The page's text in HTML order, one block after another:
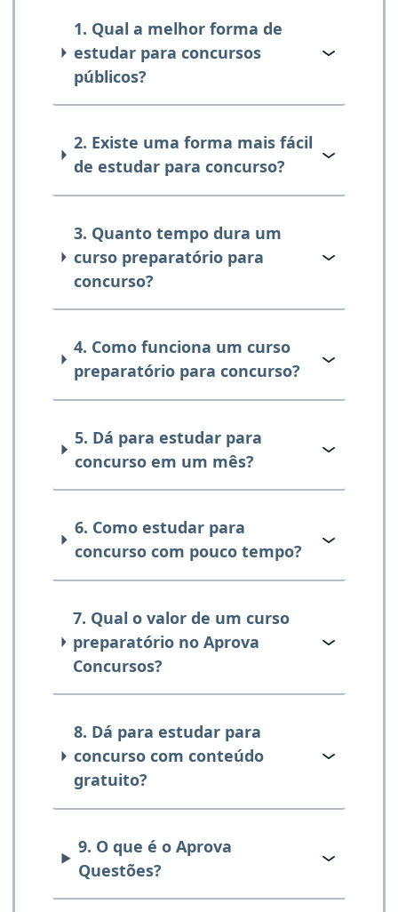
1. Qual a melhor forma de
estudar para concursos
públicos?
2. Existe uma forma mais fácil
de estudar para concurso?
3. Quanto tempo dura um
curso preparatório para
concurso?
4. Como funciona um curso
preparatório para concurso?
5. Dá para estudar para
concurso em um mês?
6. Como estudar para
concurso com pouco tempo?
7. Qual o valor de um curso
preparatório no Aprova
Concursos?
8. Dá para estudar para
concurso com conteúdo
gratuito?
9. O que é o Aprova
Questões?